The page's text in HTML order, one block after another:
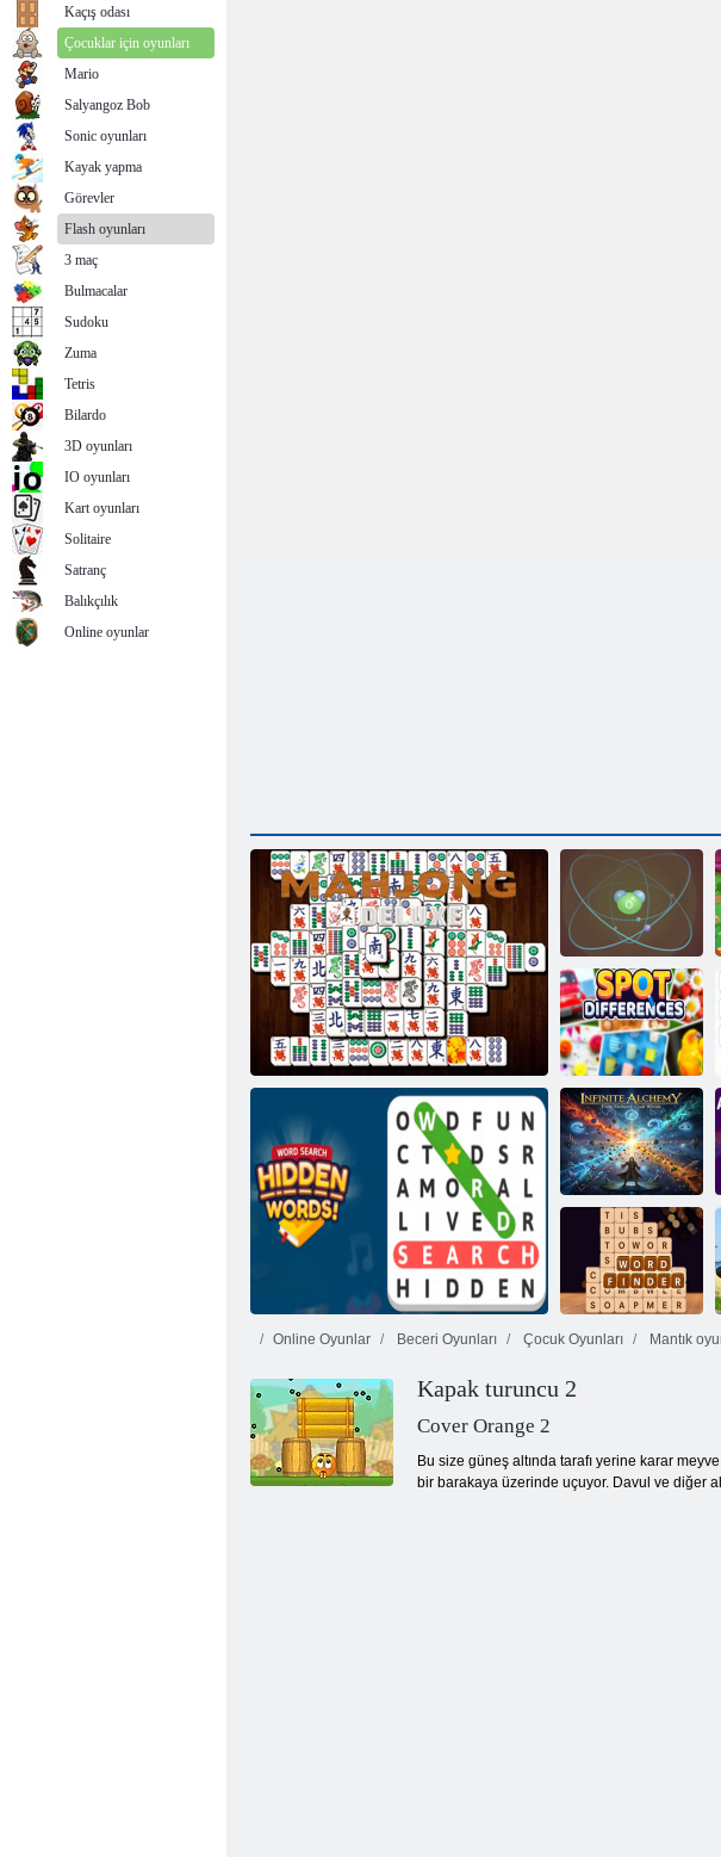
Mahjong Deluxe
Atom Çevrimiçi
Nokta farkı
Sonsuz Simya
Online Oyunlar Beceri Oyunları Çocuk Oyunları Mantık
Kapak turuncu 2
Cover Orange 2
Bu size güneş altında tarafı yerine karar
bir barakaya üzerinde uçuyor. Davul ve diğer
Kaçış odası
Çocuklar için oyunları
Mario
Salyangoz Bob
Sonic oyunları
Kayak yapma
Görevler
Flash oyunları
3 maç
Bulmacalar
Sudoku
Zuma
Tetris
Bilardo
3D oyunları
IO oyunları
Kart oyunları
Solitaire
Satranç
Balıkçılık
Online oyunlar